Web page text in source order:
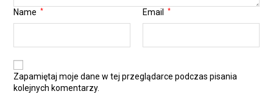
Name * Email *
Zapamiętaj moje dane w tej przeglądarce podczas pisania
kolejnych komentarzy.